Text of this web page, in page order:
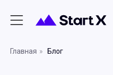
Главная » Блог